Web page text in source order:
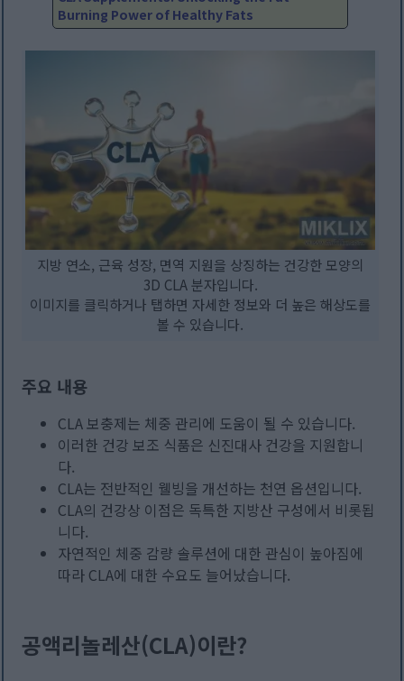
Burning Power of Healthy Fats
지방 연소, 근육 성장, 면역 지원을 상징하는 건강한 모양의
3D CLA 분자입니다.
이미지를 클릭하거나 탭하면 자세한 정보와 더 높은 해상도를
볼 수 있습니다.
주요 내용
CLA 보충제는 체중 관리에 도움이 될 수 있습니다.
이러한 건강 보조 식품은 신진대사 건강을 지원합니
다.
CLA는 전반적인 웰빙을 개선하는 천연 옵션입니다.
CLA의 건강상 이점은 독특한 지방산 구성에서 비롯됩
니다.
자연적인 체중 감량 솔루션에 대한 관심이 높아짐에
따라 CLA에 대한 수요도 늘어났습니다.
공액리놀레산(CLA)이란?